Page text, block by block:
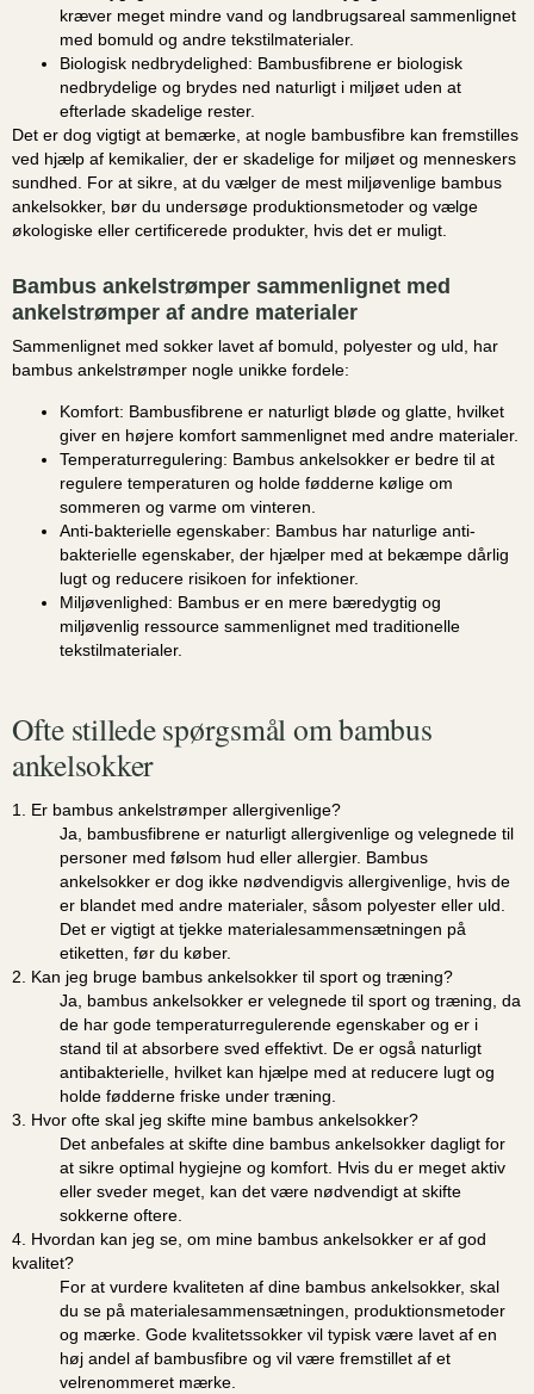
kræver meget mindre vand og landbrugsareal sammenlignet
med bomuld og andre tekstilmaterialer.
Biologisk nedbrydelighed: Bambusfibrene er biologisk
nedbrydelige og brydes ned naturligt i miljøet uden at
efterlade skadelige rester.
Det er dog vigtigt at bemærke, at nogle bambusfibre kan fremstilles
ved hjælp af kemikalier, der er skadelige for miljøet og menneskers
sundhed. For at sikre, at du vælger de mest miljøvenlige bambus
ankelsokker, bør du undersøge produktionsmetoder og vælge
økologiske eller certificerede produkter, hvis det er muligt.
Bambus ankelstrømper sammenlignet med
ankelstrømper af andre materialer
Sammenlignet med sokker lavet af bomuld, polyester og uld, har
bambus ankelstrømper nogle unikke fordele:
Komfort: Bambusfibrene er naturligt bløde og glatte, hvilket
giver en højere komfort sammenlignet med andre materialer.
Temperaturregulering: Bambus ankelsokker er bedre til at
regulere temperaturen og holde fødderne kølige om
sommeren og varme om vinteren.
Anti-bakterielle egenskaber: Bambus har naturlige anti-
bakterielle egenskaber, der hjælper med at bekæmpe dårlig
lugt og reducere risikoen for infektioner.
Miljøvenlighed: Bambus er en mere bæredygtig og
miljøvenlig ressource sammenlignet med traditionelle
tekstilmaterialer.
Ofte stillede spørgsmål om bambus
ankelsokker
1. Er bambus ankelstrømper allergivenlige?
Ja, bambusfibrene er naturligt allergivenlige og velegnede til
personer med følsom hud eller allergier. Bambus
ankelsokker er dog ikke nødvendigvis allergivenlige, hvis de
er blandet med andre materialer, såsom polyester eller uld.
Det er vigtigt at tjekke materialesammensætningen på
etiketten, før du køber.
2. Kan jeg bruge bambus ankelsokker til sport og træning?
Ja, bambus ankelsokker er velegnede til sport og træning, da
de har gode temperaturregulerende egenskaber og er i
stand til at absorbere sved effektivt. De er også naturligt
antibakterielle, hvilket kan hjælpe med at reducere lugt og
holde fødderne friske under træning.
3. Hvor ofte skal jeg skifte mine bambus ankelsokker?
Det anbefales at skifte dine bambus ankelsokker dagligt for
at sikre optimal hygiejne og komfort. Hvis du er meget aktiv
eller sveder meget, kan det være nødvendigt at skifte
sokkerne oftere.
4. Hvordan kan jeg se, om mine bambus ankelsokker er af god
kvalitet?
For at vurdere kvaliteten af dine bambus ankelsokker, skal
du se på materialesammensætningen, produktionsmetoder
og mærke. Gode kvalitetssokker vil typisk være lavet af en
høj andel af bambusfibre og vil være fremstillet af et
velrenommeret mærke.